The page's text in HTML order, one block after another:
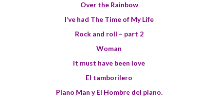
Over the Rainbow
I’ve had The Time of My Life
Rock and roll – part 2
Woman
It must have been love
El tamborilero
Piano Man y El Hombre del piano.